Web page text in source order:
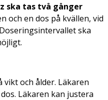
ska tas två gånger
och en dos på kvällen, vid
ska
vikt och ålder. Läkaren
Läkaren kan justera